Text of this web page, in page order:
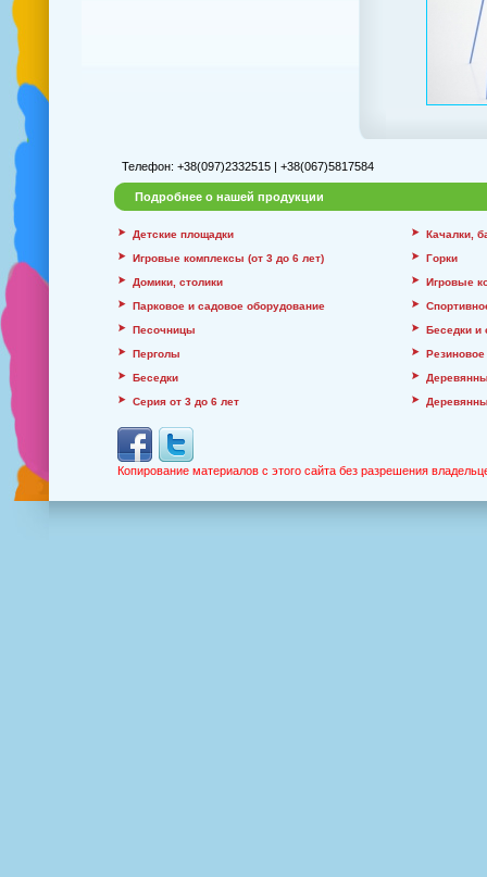
Телефон: +38(097)2332515 | +38(067)5817584
Подробнее о нашей продукции
Детские площадки
Качалки,
Игровые комплексы (от 3 до 6 лет)
Горки
Домики, столики
Игровые
Парковое и садовое оборудование
Песочницы
Беседки и
Перголы
Беседки
Серия от 3 до 6 лет
Копирование материалов с этого сайта без разрешения